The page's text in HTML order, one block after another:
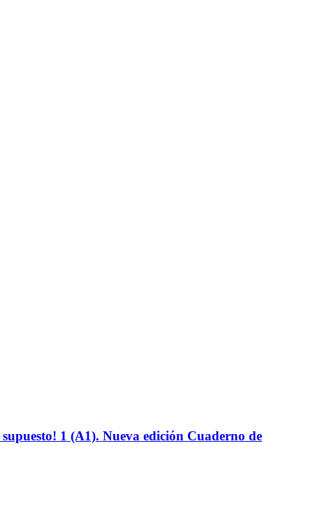
1 (A1). Nueva edición Cuaderno de